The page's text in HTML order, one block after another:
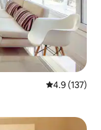
औसत रेटिंग 5 में
4.9 (137)